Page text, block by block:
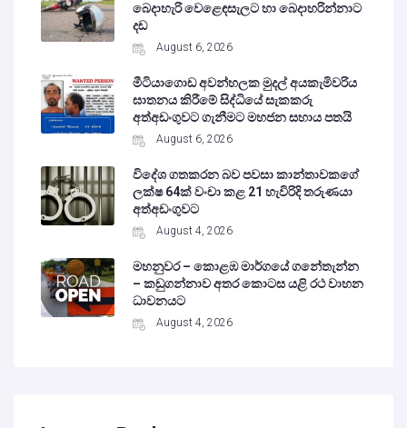
බෙදාහැරි වෙළෙඳසැලට හා බෙදාහරින්නාට
දඩ
August 6, 2026
මීටියාගොඩ අවන්හලක මුදල් අයකැමිවරිය
ඝාතනය කිරීමේ සිද්ධියේ සැකකරු
අත්අඩංගුවට ගැනීමට මහජන සහාය පතයි
August 6, 2026
විදේශ ගතකරන බව පවසා කාන්තාවකගේ
ලක්ෂ 64ක් වංචා කළ 21 හැවිරිදි තරුණයා
අත්අඩංගුවට
August 4, 2026
මහනුවර – කොළඹ මාර්ගයේ ගනේතැන්න
– කඩුගන්නාව අතර කොටස යළි රථ වාහන
ධාවනයට
August 4, 2026